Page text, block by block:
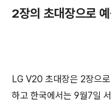
2장의 초대장으로
LG V20 초대장은 2장으
하고 한국에서는 9월7일